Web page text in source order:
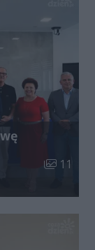
Liczba
11